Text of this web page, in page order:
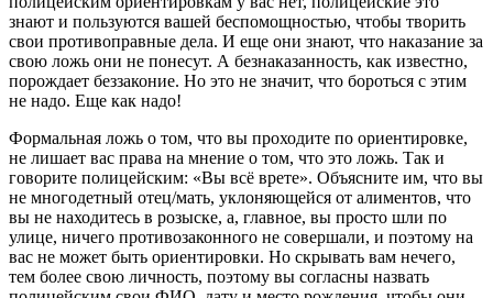
знают и пользуются вашей беспомощностью, чтобы творить
свои противоправные дела. И еще они знают, что наказание за
свою ложь они не понесут. А безнаказанность, как известно,
порождает беззаконие. Но это не значит, что бороться с этим
не надо. Еще как надо!
Формальная ложь о том, что вы проходите по ориентировке,
не лишает вас права на мнение о том, что это ложь. Так и
говорите полицейским: «Вы всё врете». Объясните им, что вы
не многодетный отец/мать, уклоняющейся от алиментов, что
вы не находитесь в розыске, а, главное, вы просто шли по
улице, ничего противозаконного не совершали, и поэтому на
вас не может быть ориентировки. Но скрывать вам нечего,
тем более свою личность, поэтому вы согласны назвать